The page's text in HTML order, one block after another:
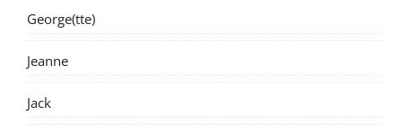
George(tte)
Jeanne
Jack